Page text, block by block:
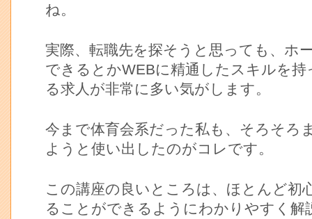
ね。
実際、転職先を探そうと思っても、ホ
できるとかWEBに精通したスキルを
る求人が非常に多い気がします。
今まで体育会系だった私も、そろそろ
ようと使い出したのがコレです。
この講座の良いところは、ほとんど初
ることができるようにわかりやすく解